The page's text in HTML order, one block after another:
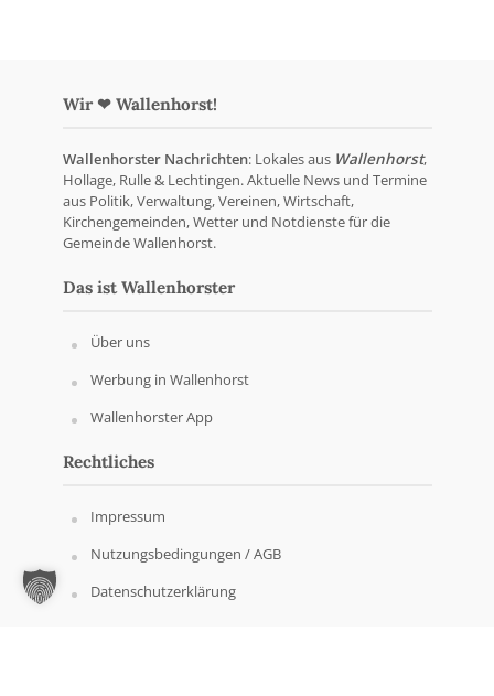
Wir ❤ Wallenhorst!
Wallenhorster Nachrichten: Lokales aus Wallenhorst,
Hollage, Rulle & Lechtingen. Aktuelle News und Termine
aus Politik, Verwaltung, Vereinen, Wirtschaft,
Kirchengemeinden, Wetter und Notdienste für die
Gemeinde Wallenhorst.
Das ist Wallenhorster
Über uns
Werbung in Wallenhorst
Wallenhorster App
Rechtliches
Impressum
Nutzungsbedingungen / AGB
Datenschutzerklärung